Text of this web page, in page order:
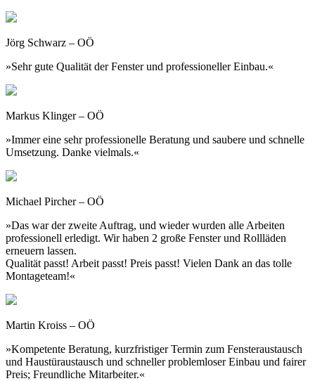
Jörg Schwarz – OÖ
»Sehr gute Qualität der Fenster und professioneller Einbau.«
Markus Klinger – OÖ
»Immer eine sehr professionelle Beratung und saubere und schnelle
Umsetzung. Danke vielmals.«
Michael Pircher – OÖ
»Das war der zweite Auftrag, und wieder wurden alle Arbeiten
professionell erledigt. Wir haben 2 große Fenster und Rollläden
erneuern lassen.
Qualität passt! Arbeit passt! Preis passt! Vielen Dank an das tolle
Montageteam!«
Martin Kroiss – OÖ
»Kompetente Beratung, kurzfristiger Termin zum Fensteraustausch
und Haustüraustausch und schneller problemloser Einbau und fairer
Preis; Freundliche Mitarbeiter.«